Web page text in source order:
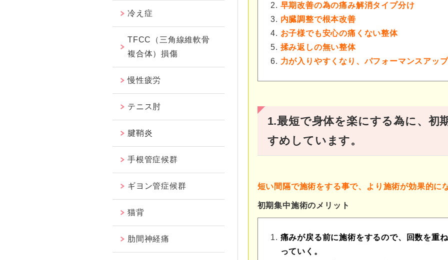
早期改善の為の痛み解消タイプ分け
内臓調整で根本改善
お子様でも安心の痛くない整体
揉み返しの無い整体
力が入りやすくなり、パフォーマンスアップ
1.最短で身体を楽にする為に、初
すめしています。
短い間隔で施術をする事で、より施術が効果的に
初期集中施術のメリット
痛みが戻る前に施術をするので、回数を重
っていく。
冷え症
TFCC（三角線維軟骨
複合体）損傷
慢性疲労
テニス肘
腱鞘炎
手根管症候群
ギヨン管症候群
猫背
肋間神経痛